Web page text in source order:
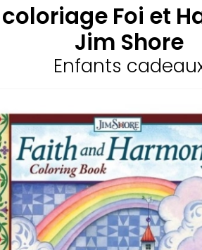
coloriage Foi et
Jim Shore
Enfants